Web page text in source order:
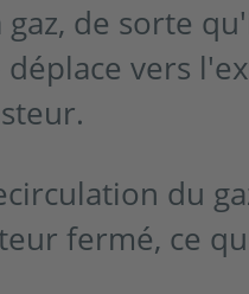
gaz, de sorte
vers
du
fermé, ce